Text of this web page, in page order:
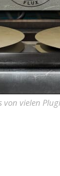
vielen